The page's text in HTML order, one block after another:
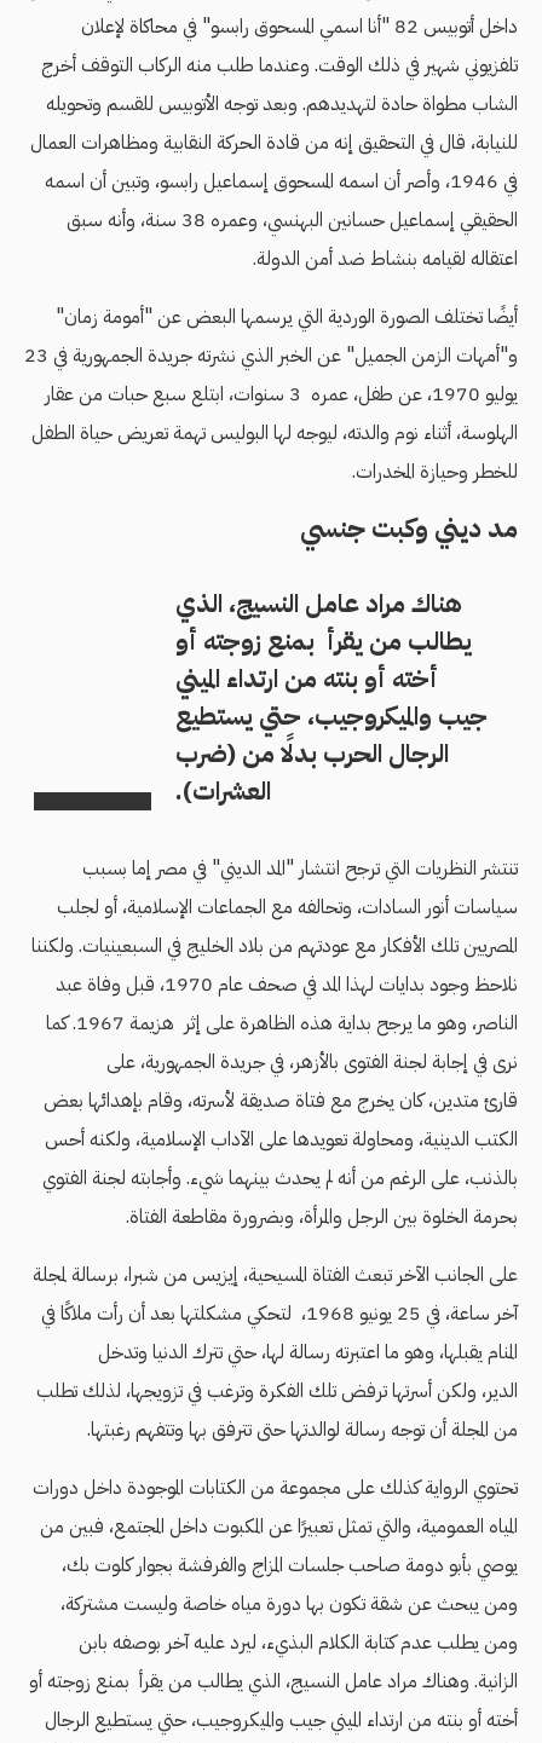
داخل أتوبيس 82 "أنا اسمي المسحوق رابسو" في محاكاة لإعلان
تلفزيوني شهير في ذلك الوقت. وعندما طلب منه الركاب التوقف أخرج
الشاب مطواة حادة لتهديدهم. وبعد توجه الأتوبيس للقسم وتحويله
للنيابة، قال في التحقيق إنه من قادة الحركة النقابية ومظاهرات العمال
في 1946، وأصر أن اسمه المسحوق إسماعيل رابسو، وتبين أن اسمه
الحقيقي إسماعيل حسانين البهنسي، وعمره 38 سنة، وأنه سبق
اعتقاله لقيامه بنشاط ضد أمن الدولة.
أيضًا تختلف الصورة الوردية التي يرسمها البعض عن "أمومة زمان"
و"أمهات الزمن الجميل" عن الخبر الذي نشرته جريدة الجمهورية في 23
يوليو 1970، عن طفل، عمره 3 سنوات، ابتلع سبع حبات من عقار
الهلوسة، أثناء نوم والدته، ليوجه لها البوليس تهمة تعريض حياة الطفل
للخطر وحيازة المخدرات.
مد ديني وكبت جنسي
هناك مراد عامل النسيج، الذي
يطالب من يقرأ بمنع زوجته أو
أخته أو بنته من ارتداء الميني
جيب والميكروجيب، حتي يستطيع
الرجال الحرب بدلًا من (ضرب
العشرات).
تنتشر النظريات التي ترجح انتشار "المد الديني" في مصر إما بسبب
سياسات أنور السادات، وتحالفه مع الجماعات الإسلامية، أو لجلب
المصريين تلك الأفكار مع عودتهم من بلاد الخليج في السبعينيات. ولكننا
نلاحظ وجود بدايات لهذا المد في صحف عام 1970، قبل وفاة عبد
الناصر، وهو ما يرجح بداية هذه الظاهرة على إثر هزيمة 1967. كما
نرى في إجابة لجنة الفتوى بالأزهر، في جريدة الجمهورية، على
قارئ متدين، كان يخرج مع فتاة صديقة لأسرته، وقام بإهدائها بعض
الكتب الدينية، ومحاولة تعويدها على الآداب الإسلامية، ولكنه أحس
بالذنب، على الرغم من أنه لم يحدث بينهما شيء. وأجابته لجنة الفتوي
بحرمة الخلوة بين الرجل والمرأة، وبضرورة مقاطعة الفتاة.
على الجانب الآخر تبعث الفتاة المسيحية، إيزيس من شبرا، برسالة لمجلة
آخر ساعة، في 25 يونيو 1968، لتحكي مشكلتها بعد أن رأت ملاكًا في
المنام يقبلها، وهو ما اعتبرته رسالة لها، حتي تترك الدنيا وتدخل
الدير، ولكن أسرتها ترفض تلك الفكرة وترغب في تزويجها، لذلك تطلب
من المجلة أن توجه رسالة لوالدتها حتى تترفق بها وتتفهم رغبتها.
تحتوي الرواية كذلك على مجموعة من الكتابات الموجودة داخل دورات
المياه العمومية، والتي تمثل تعبيرًا عن المكبوت داخل المجتمع، فبين من
يوصي بأبو دومة صاحب جلسات المزاج والفرفشة بجوار كلوت بك،
ومن يبحث عن شقة تكون بها دورة مياه خاصة وليست مشتركة،
ومن يطلب عدم كتابة الكلام البذيء، ليرد عليه آخر بوصفه بابن
الزانية. وهناك مراد عامل النسيج، الذي يطالب من يقرأ بمنع زوجته أو
أخته أو بنته من ارتداء الميني جيب والميكروجيب، حتي يستطيع الرجال